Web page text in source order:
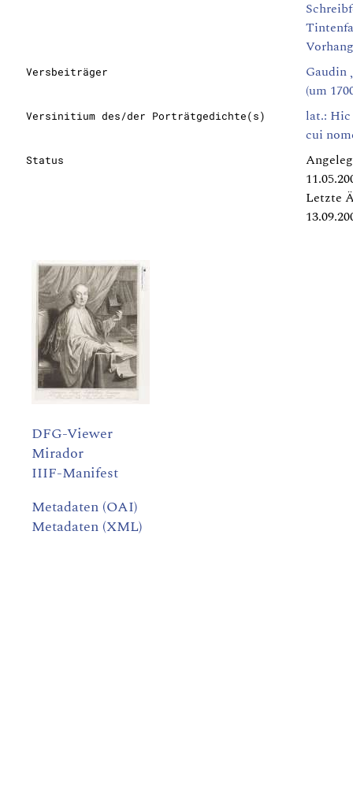
Vorhang
Versbeiträger
Gaudin
(um
Versinitium des/der Porträtgedichte(s)
lat.:
cui
Status
Letzte
DFG-Viewer
Mirador
IIIF-Manifest
Metadaten (OAI)
Metadaten (XML)